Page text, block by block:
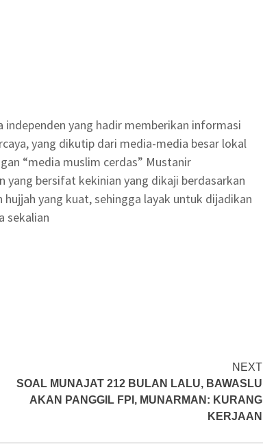
independen yang hadir memberikan informasi
yang dikutip dari media-media besar lokal
“media muslim cerdas” Mustanir
yang bersifat kekinian yang dikaji berdasarkan
yang kuat, sehingga layak untuk dijadikan
sekalian
NEXT
SOAL MUNAJAT 212 BULAN LALU, BAWASLU
AKAN PANGGIL FPI, MUNARMAN: KURANG
KERJAAN